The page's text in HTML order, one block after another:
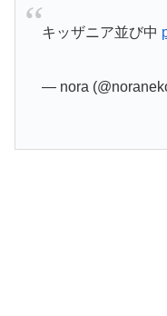
キッザニア並び中
— nora